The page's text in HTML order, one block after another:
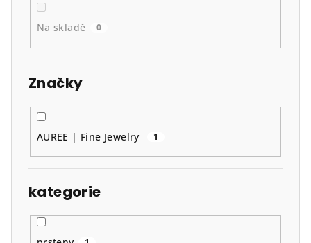
Na skladě 0
Značky
AUREE | Fine Jewelry 1
kategorie